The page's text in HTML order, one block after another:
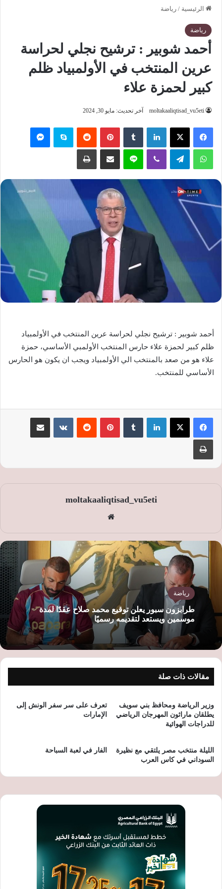
الرئيسية / رياضة
رياضة
أحمد شوبير : ترشيح نجلي لحراسة
عرين المنتخب في الأولمبياد ظلم
كبير لحمزة علاء
moltakaaliqtisad_vu5eti آخر تحديث: مايو 30, 2024
فيسبوك ‫X لينكدإن بينتيريست سكايب
واتساب تيلقرام لاين
أحمد شوبير : ترشيح نجلي لحراسة عرين المنتخب في الأولمبياد
ظلم كبير لحمزة علاء حارس المنتخب الأولمبي الأساسي، حمزة
علاء هو من صعد بالمنتخب الي الأولمبياد ويجب ان يكون هو الحارس
الأساسي للمنتخب.
لينكدإن بينتيريست
moltakaaliqtisad_vu5eti
الوي
ب
رياضة
طرابزون سبور يعلن توقيع محمد صلاح عقدًا لمدة
موسمين ويستعد لتقديمه رسميًا
مقالات ذات صلة
وزير الرياضة ومحافظ بني سويف
يطلقان ماراثون المهرجان الرياضي
للدراجات الهوائية
تعرف على سر سفر الونش إلى
الإمارات
الليلة منتخب مصر يلتقي مع نظيرة
السوداني في كاس العرب
الفار في لعبة السباحة